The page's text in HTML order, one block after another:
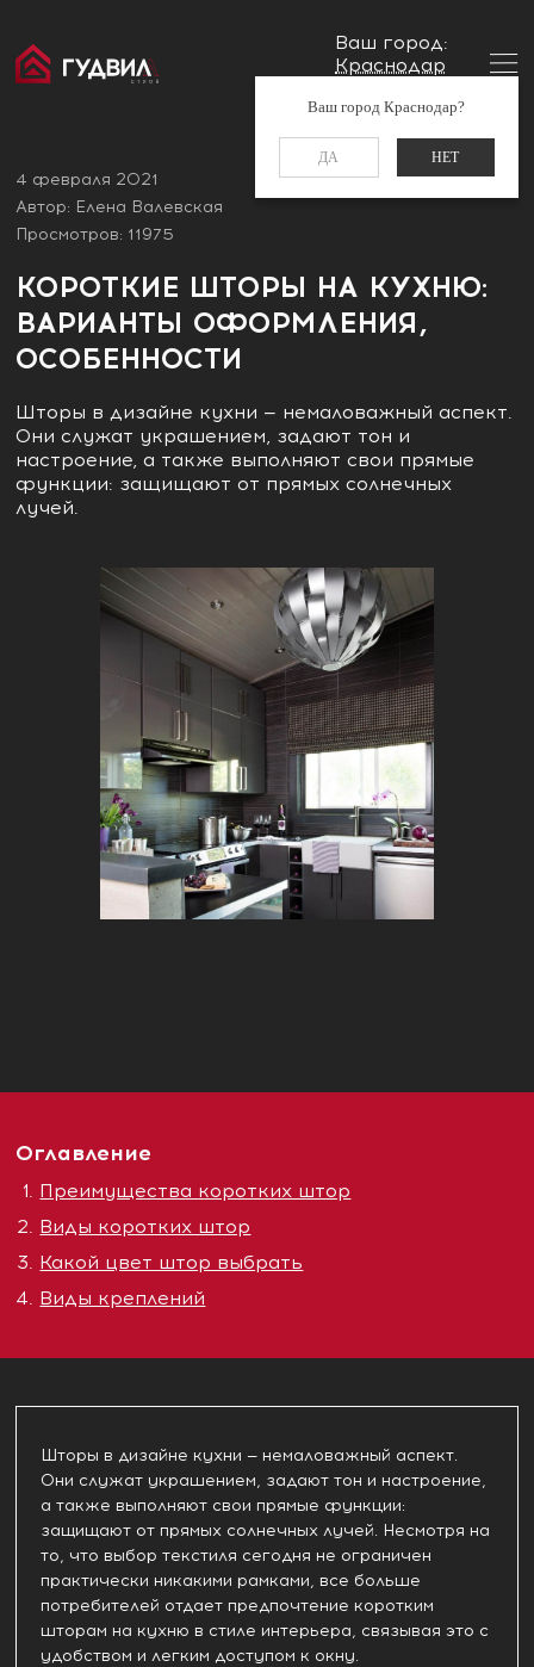
Ваш город:
Краснодар
Ваш город Краснодар?
ДА НЕТ
Заказать звонок
4 февраля 2021
Автор: Елена Валевская
Просмотров: 11975
КОРОТКИЕ ШТОРЫ НА КУХНЮ:
ВАРИАНТЫ ОФОРМЛЕНИЯ,
ОСОБЕННОСТИ
Шторы в дизайне кухни — немаловажный аспект.
Они служат украшением, задают тон и
настроение, а также выполняют свои прямые
функции: защищают от прямых солнечных
лучей.
Оглавление
Преимущества коротких штор
Виды коротких штор
Какой цвет штор выбрать
Виды креплений
Шторы в дизайне кухни — немаловажный аспект.
Они служат украшением, задают тон и настроение,
а также выполняют свои прямые функции:
защищают от прямых солнечных лучей. Несмотря на
то, что выбор текстиля сегодня не ограничен
практически никакими рамками, все больше
потребителей отдает предпочтение коротким
шторам на кухню в стиле интерьера, связывая это с
удобством и легким доступом к окну.